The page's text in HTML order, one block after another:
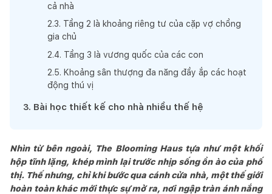
cả nhà
2.3. Tầng 2 là khoảng riêng tư của cặp vợ chồng
gia chủ
2.4. Tầng 3 là vương quốc của các con
2.5. Khoảng sân thượng đa năng đầy ắp các hoạt
động thú vị
3. Bài học thiết kế cho nhà nhiều thế hệ
Nhìn từ bên ngoài, The Blooming Haus tựa như một khối
hộp tĩnh lặng, khép mình lại trước nhịp sống ồn ào của phố
thị. Thế nhưng, chỉ khi bước qua cánh cửa nhà, một thế giới
hoàn toàn khác mới thực sự mở ra, nơi ngập tràn ánh nắng